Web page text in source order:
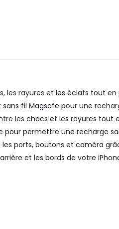
les rayures et les éclats tout en
fil Magsafe pour une
les chocs et les rayures tout
pour permettre une recharge
ports, boutons et caméra
et les bords de votre